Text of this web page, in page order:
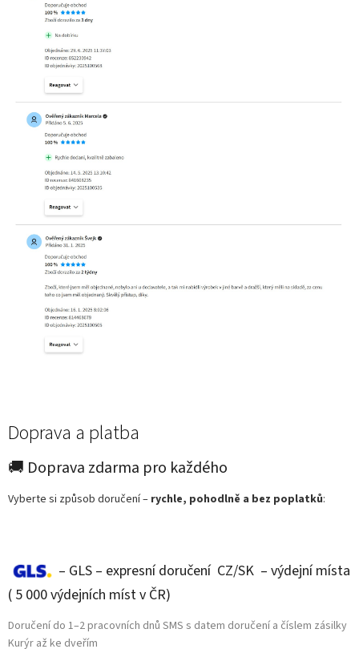
Doprava a platba
🚚 Doprava zdarma pro každého
Vyberte si způsob doručení – rychle, pohodlně a bez poplatků:
– GLS – expresní doručení CZ/SK – výdejní místa
( 5 000 výdejních míst v ČR)
Doručení do 1–2 pracovních dnů SMS s datem doručení a číslem zásilky
Kurýr až ke dveřím